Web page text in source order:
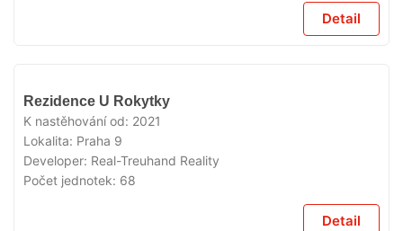
Detail
Rezidence U Rokytky
K nastěhování od: 2021
Lokalita: Praha 9
Developer: Real-Treuhand Reality
Počet jednotek: 68
Detail